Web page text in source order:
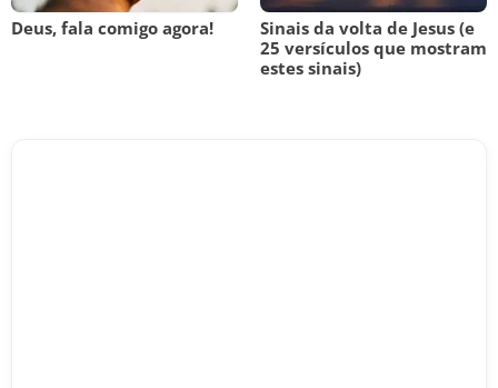
Deus, fala comigo agora!
Sinais da volta de Jesus (e
25 versículos que mostram
estes sinais)